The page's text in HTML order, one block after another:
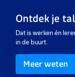
€ 2750- € 3215 p.m.
Ontdek je
Dat is werken én
in de buurt.
Meer weten